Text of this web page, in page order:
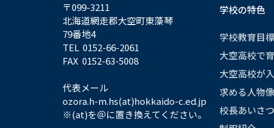
〒099-3211
北海道網走郡大空町東藻琴
79番地4
TEL 0152-66-2061
FAX 0152-63-5008
代表メール
ozora.h-m.hs(at)hokkaido-c.ed.jp
※(at)を＠に置き換えてください。
学校の特色
学校教育目標
大空高校で
大空高校が
求める人物像
校長あいさつ